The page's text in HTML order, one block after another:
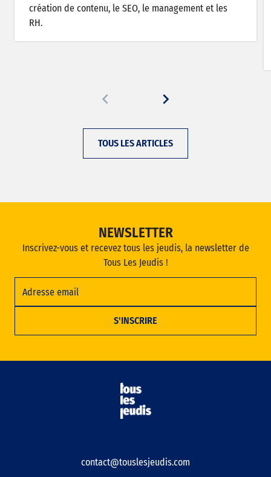
création de contenu, le SEO, le management et les
RH.
TOUS LES ARTICLES
NEWSLETTER
Inscrivez-vous et recevez tous les jeudis, la newsletter de
Tous Les Jeudis !
contact@touslesjeudis.com